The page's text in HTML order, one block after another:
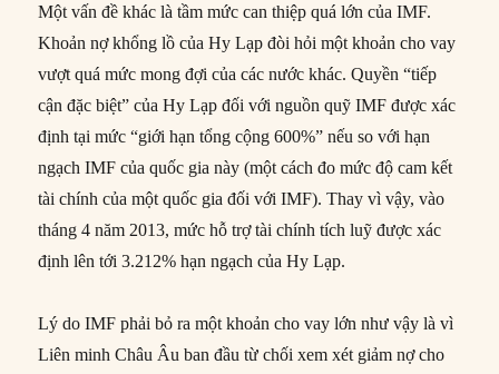
Một vấn đề khác là tầm mức can thiệp quá lớn của IMF.
Khoản nợ khổng lồ của Hy Lạp đòi hỏi một khoản cho vay
vượt quá mức mong đợi của các nước khác. Quyền “tiếp
cận đặc biệt” của Hy Lạp đối với nguồn quỹ IMF được xác
định tại mức “giới hạn tổng cộng 600%” nếu so với hạn
ngạch IMF của quốc gia này (một cách đo mức độ cam kết
tài chính của một quốc gia đối với IMF). Thay vì vậy, vào
tháng 4 năm 2013, mức hỗ trợ tài chính tích luỹ được xác
định lên tới 3.212% hạn ngạch của Hy Lạp.
Lý do IMF phải bỏ ra một khoản cho vay lớn như vậy là vì
Liên minh Châu Âu ban đầu từ chối xem xét giảm nợ cho